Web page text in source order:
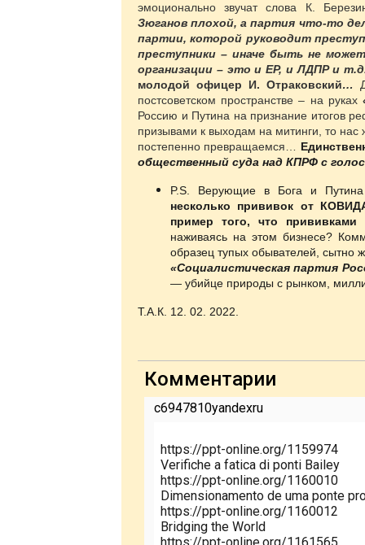
эмоционально звучат слова К.
Зюганов плохой, а партия что-то
партии, которой руководит
преступники – иначе быть не
организации – это и ЕР, и ЛДПР и
молодой офицер И. Отраковский…
постсоветском пространстве – на руках
Россию и Путина на признание итогов
призывами к выходам на митинги, то
постепенно превращаемся…
общественный суда над КПРФ с
P.S. Верующие в Бога и
несколько прививок от
пример того, что
наживаясь на этом бизнесе?
образец тупых обывателей, сытно
«Социалистическая партия
— убийце природы с рынком,
Т.А.К. 12. 02. 2022.
Комментарии
c6947810yandexru
https://ppt-online.org/1159974
Verifiche a fatica di ponti Bailey
https://ppt-online.org/1160010
Dimensionamento de uma ponte
https://ppt-online.org/1160012
Bridging the World